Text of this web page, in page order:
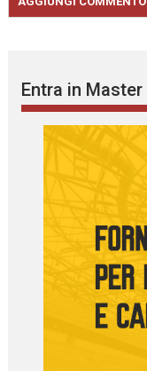
Entra in Master